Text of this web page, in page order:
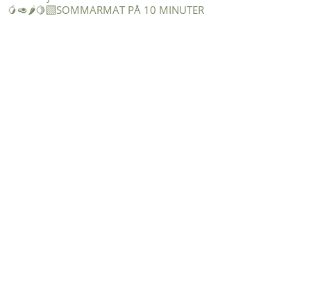
🥭🥑🌶️🍋‍🟩SOMMARMAT PÅ 10 MINUTER